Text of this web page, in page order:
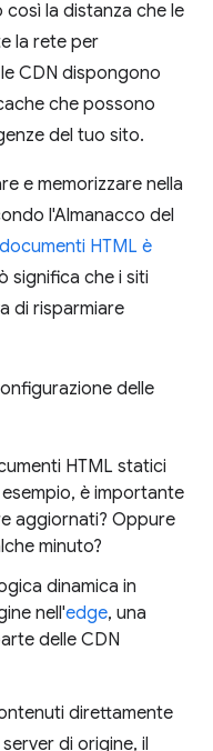
la distanza che le
la rete per
CDN dispongono
che possono
del tuo sito.
e memorizzare nella
l'Almanacco del
HTML è
significa che i siti
di risparmiare
delle
HTML statici
è importante
aggiornati? Oppure
minuto?
dinamica in
nell'edge, una
delle CDN
direttamente
di origine, il